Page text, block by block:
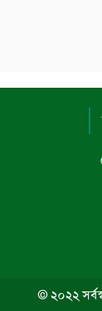
© ২০২২